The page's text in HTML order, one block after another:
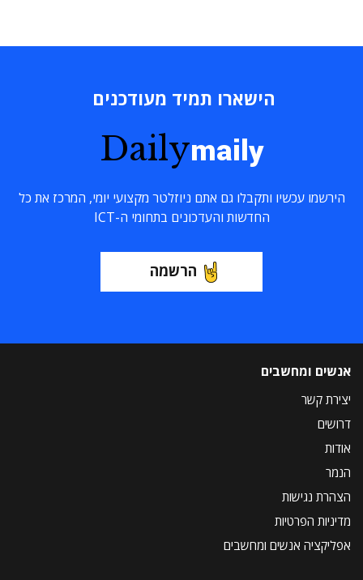
הישארו תמיד מעודכנים
Dailymaily
הירשמו עכשיו ותקבלו גם אתם ניוזלטר מקצועי יומי, המרכז את כל
החדשות והעדכונים בתחומי ה-ICT
הרשמה
אנשים ומחשבים
יצירת קשר
דרושים
אודות
הנמר
הצהרת נגישות
מדיניות הפרטיות
אפליקציה אנשים ומחשבים